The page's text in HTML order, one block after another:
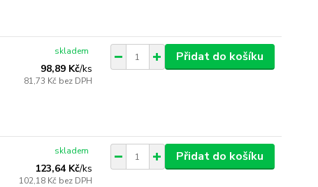
98,89 Kč/ks
81,73 Kč bez DPH
skladem Přidat do košíku
123,64 Kč/ks
102,18 Kč bez DPH
skladem Přidat do košíku